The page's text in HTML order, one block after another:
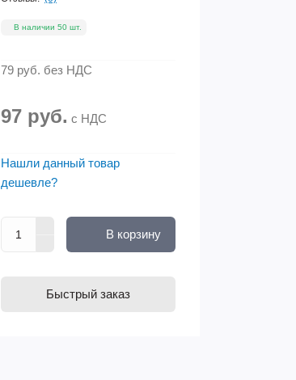
В наличии 50 шт.
79 руб. без НДС
97 руб. с НДС
Нашли данный товар
дешевле?
В корзину
Быстрый заказ